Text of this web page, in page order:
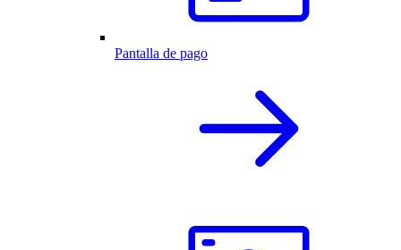
Pantalla de pago